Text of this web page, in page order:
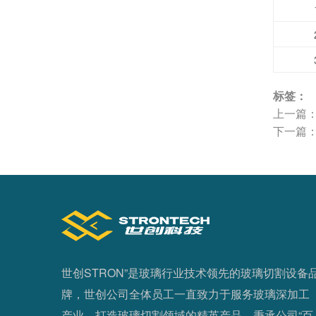
标签：
上一篇
下一篇
世创STRON”是玻璃行业技术领先的玻璃切割设备
牌，世创公司全体员工一直致力于服务玻璃深加工